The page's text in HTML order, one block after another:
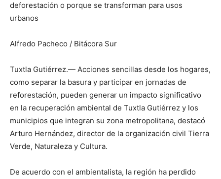
deforestación o porque se transforman para usos
urbanos
Alfredo Pacheco / Bitácora Sur
Tuxtla Gutiérrez.— Acciones sencillas desde los hogares,
como separar la basura y participar en jornadas de
reforestación, pueden generar un impacto significativo
en la recuperación ambiental de Tuxtla Gutiérrez y los
municipios que integran su zona metropolitana, destacó
Arturo Hernández, director de la organización civil Tierra
Verde, Naturaleza y Cultura.
De acuerdo con el ambientalista, la región ha perdido